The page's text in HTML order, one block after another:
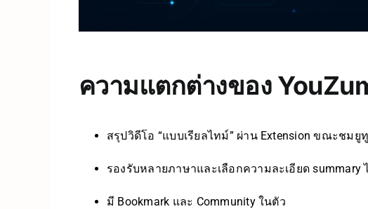
ความแตกต่างของ
สรุปวิดีโอ “แบบเรียลไทม์” ผ่าน Extension ขณะชมยู
รองรับหลายภาษาและเลือกความละเอียด summary
มี Bookmark และ Community ในตัว